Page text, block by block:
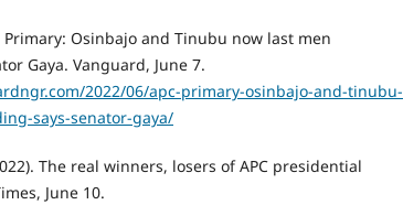
Primary: Osinbajo and Tinubu now last men
Gaya. Vanguard, June 7.
2022/06/apc-primary-osinbajo-and-tinubu-
says-senator-gaya/
The real winners, losers of APC presidential
June 10.